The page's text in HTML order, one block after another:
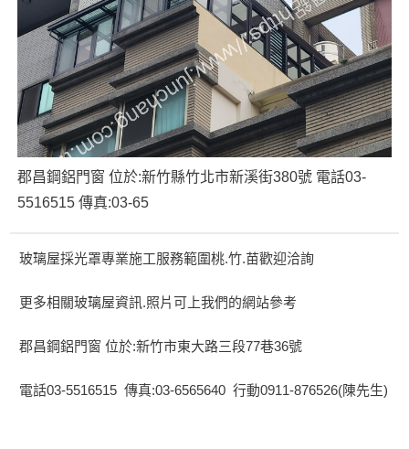
郡昌鋼鋁門窗 位於:新竹縣竹北市新溪街380號 電話03-
5516515 傳真:03-65
玻璃屋採光罩專業施工服務範圍桃.竹.苗歡迎洽詢
更多相關玻璃屋資訊.照片可上我們的網站參考
郡昌鋼鋁門窗 位於:新竹市東大路三段77巷36號
電話03-5516515 傳真:03-6565640 行動0911-876526(陳先生)